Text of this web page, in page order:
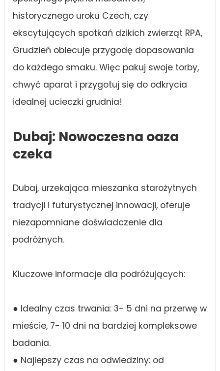
historycznego uroku Czech, czy
ekscytujących spotkań dzikich zwierząt RPA,
Grudzień obiecuje przygodę dopasowania
do każdego smaku. Więc pakuj swoje torby,
chwyć aparat i przygotuj się do odkrycia
idealnej ucieczki grudnia!
Dubaj: Nowoczesna oaza
czeka
Dubaj, urzekająca mieszanka starożytnych
tradycji i futurystycznej innowacji, oferuje
niezapomniane doświadczenie dla
podróżnych.
Kluczowe informacje dla podróżujących:
● Idealny czas trwania: 3- 5 dni na przerwę w
mieście, 7- 10 dni na bardziej kompleksowe
badania.
● Najlepszy czas na odwiedziny: od